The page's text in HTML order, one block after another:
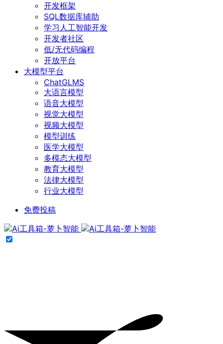
开发框架
SQL数据库辅助
学习人工智能开发
开发者社区
低/无代码编程
开放平台
大模型平台
ChatGLMS
大语言模型
语音大模型
视觉大模型
视频大模型
模型训练
医学大模型
多模态大模型
教育大模型
法律大模型
行业大模型
免费投稿